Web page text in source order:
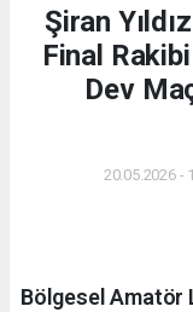
Şiran
Final
Dev
20.05.2026 -
Bölgesel Amatör